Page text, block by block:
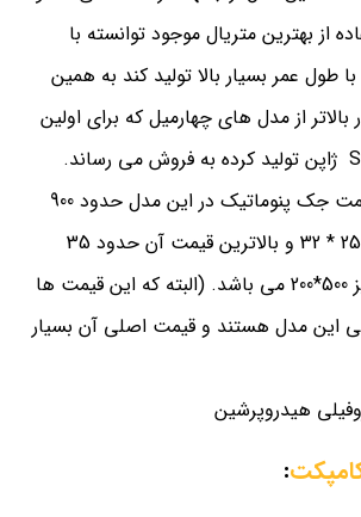
از بهترین متریال موجود توانسته با
طول عمر بسیار بالا تولید کند به همین
از مدل های چهارمیل که برای اولین
پایین ترین سایز قیمت جک پنوماتیک در این مدل حدود 900
هزار تومان در سایز 25 * 32 و بالاترین قیمت آن حدود 35
ملیون تومان در سایز 500*200 می باشد. (البته که این قیمت ها
این مدل هستند و قیمت اصلی آن بسیار
: